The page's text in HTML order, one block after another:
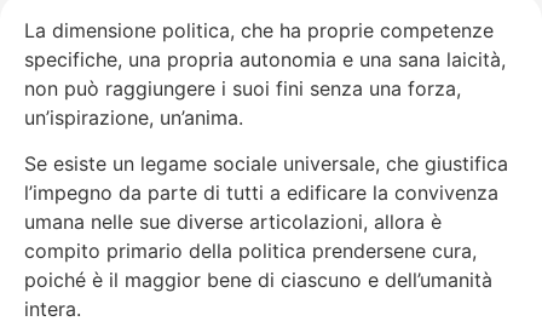
La dimensione politica, che ha proprie competenze
specifiche, una propria autonomia e una sana laicità,
non può raggiungere i suoi fini senza una forza,
un’ispirazione, un’anima.
Se esiste un legame sociale universale, che giustifica
l’impegno da parte di tutti a edificare la convivenza
umana nelle sue diverse articolazioni, allora è
compito primario della politica prendersene cura,
poiché è il maggior bene di ciascuno e dell’umanità
intera.